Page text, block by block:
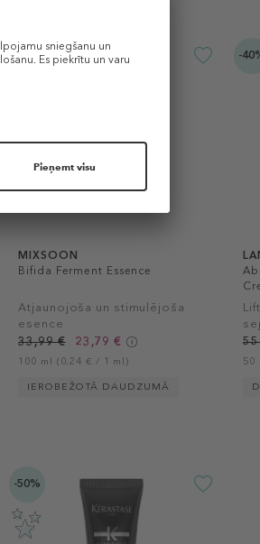
-30%
MIXSOON
Bifida Ferment Essence
Atjaunojoša un stimulējoša
esence
33,99 €
23,79 €
100 ml (0,24 € / 1 ml)
IEROBEŽOTĀ DAUDZUMĀ
-
50
-50%